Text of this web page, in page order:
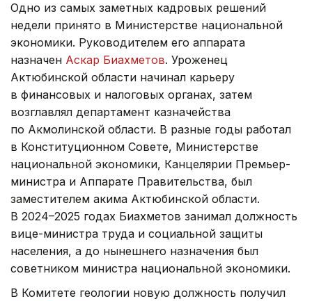
Одно из самых заметных кадровых решений
недели принято в Министерстве национальной
экономики. Руководителем его аппарата
назначен Аскар Биахметов. Уроженец
Актюбинской области начинал карьеру
в финансовых и налоговых органах, затем
возглавлял департамент казначейства
по Акмолинской области. В разные годы работал
в Конституционном Совете, Министерстве
национальной экономики, Канцелярии Премьер-
министра и Аппарате Правительства, был
заместителем акима Актюбинской области.
В 2024–2025 годах Биахметов занимал должность
вице-министра труда и социальной защиты
населения, а до нынешнего назначения был
советником министра национальной экономики.
В Комитете геологии новую должность получил